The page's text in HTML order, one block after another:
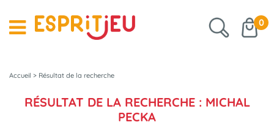
0
Accueil > Résultat de la recherche
RÉSULTAT DE LA RECHERCHE : MICHAL
PECKA